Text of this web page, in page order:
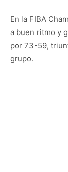
En la FIBA
a buen ritmo y
por 73-59,
grupo.